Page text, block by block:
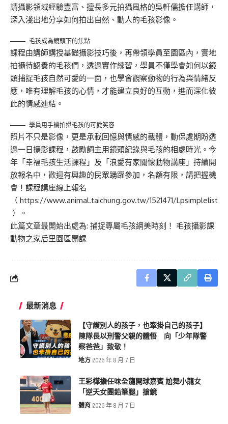
請攝影領域經驗豐富、擅長多元拍攝風格的吳軒儒擔任講師，
深入淺出地分享如何拍出自然、動人的毛孩影像。
毛孩成為鏡頭下的焦點
課程由講師講授基礎攝影技巧後，再帶領學員至園區內，實地
拍攝待認養的毛孩們，透過實作練習，學員不僅學會如何以鏡
頭捕捉毛孩自然可愛的一面，也學會觀察動物的行為與情緒反
應，唯有理解毛孩的心情，才能建立良好的互動，進而深化彼
此的情感連結。
學員用手機拍攝毛孩的可愛笑容
照片不只是影像，更是承載回憶與情感的載體，動保處期盼透
過一日攝影課程，鼓勵飼主用鏡頭紀錄與毛孩的相處時光。今
年「幸福毛孩生活課程」及「浪愛有家關懷動物講座」持續開
放報名中，歡迎有興趣的民眾踴躍參加，名額有限，請把握機
會！課程講座線上報名
（ https://www.animal.taichung.gov.tw/1521471/Lpsimplelist
）。
此篇文章最開始出處為: 捕捉專屬毛孩網美時刻！ 毛孩攝影課
動物之家后里園區開課
最新消息
【守護別人的孩子，也牽掛自己的孩子】
陳隊長以刑警父親的體悟 向「少年隊警
察爸爸」致敬！
地方 2026 年 8 月 7 日
王彩樺擔任味全龍開球嘉賓 尬舞小龍女
「逆天女團鉛筆腿」搶鏡
體育 2026 年 8 月 7 日